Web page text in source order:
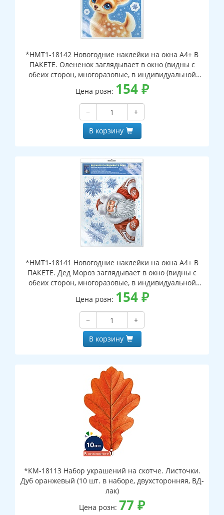
*НМТ1-18142 Новогодние наклейки на окна А4+ В
ПАКЕТЕ. Олененок заглядывает в окно (видны с
обеих сторон, многоразовые, в индивидуальной
упаковке, с европодвесом и клеевым клапаном)
Цена розн: 154₽
−
+
В корзину
*НМТ1-18141 Новогодние наклейки на окна А4+ В
ПАКЕТЕ. Дед Мороз заглядывает в окно (видны с
обеих сторон, многоразовые, в индивидуальной
упаковке, с европодвесом и клеевым клапаном)
Цена розн: 154₽
−
+
В корзину
*КМ-18113 Набор украшений на скотче. Листочки.
Дуб оранжевый (10 шт. в наборе, двухсторонняя, ВД-
лак)
Цена розн: 77 ₽